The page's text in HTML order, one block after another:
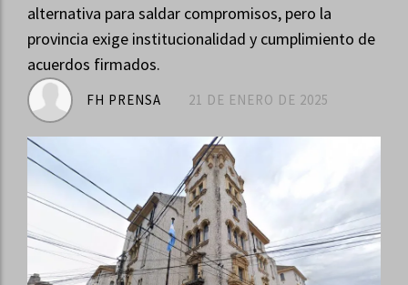
alternativa para saldar compromisos, pero la
provincia exige institucionalidad y cumplimiento de
acuerdos firmados.
21 DE ENERO DE 2025
FH PRENSA